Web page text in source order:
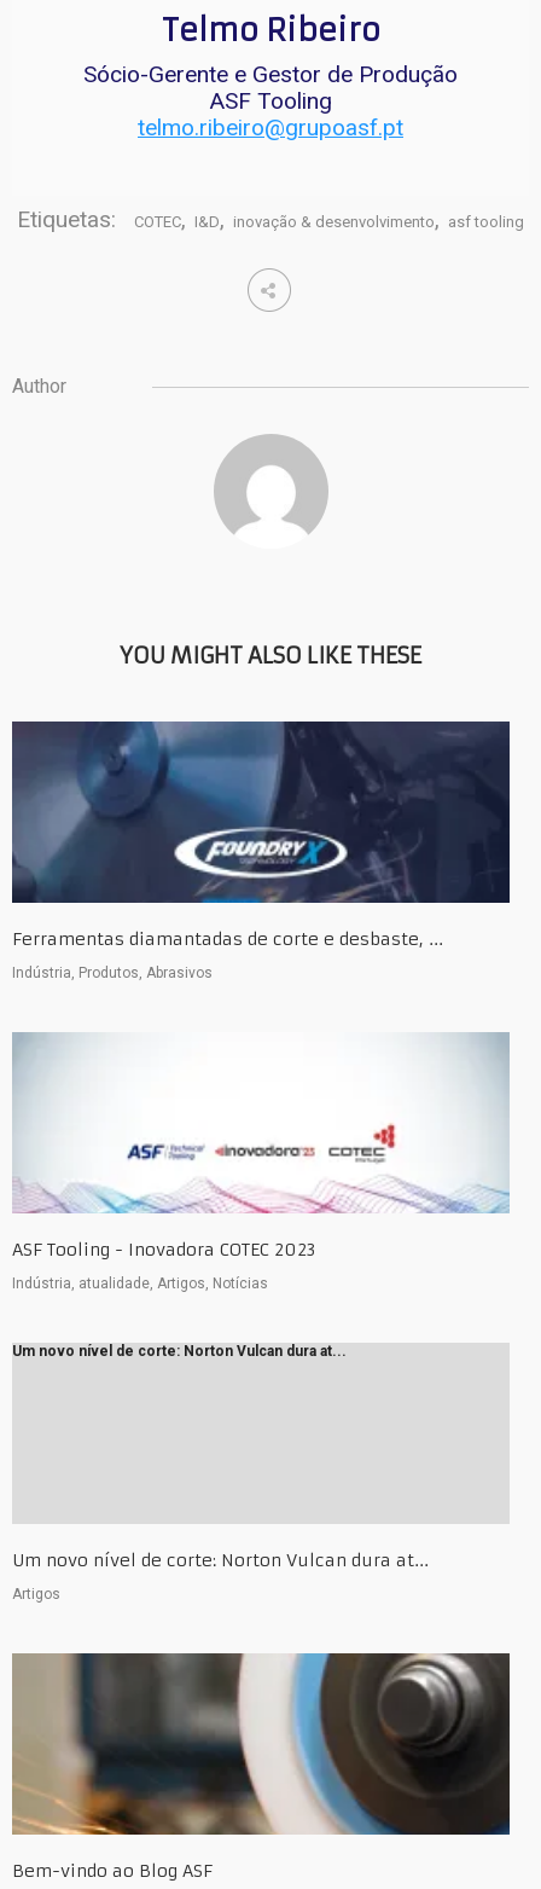
Telmo Ribeiro
Sócio-Gerente e Gestor de Produção
ASF Tooling
telmo.ribeiro@grupoasf.pt
Etiquetas: COTEC, I&D, inovação & desenvolvimento, asf tooling
Author
YOU MIGHT ALSO LIKE THESE
Ferramentas diamantadas de corte e desbaste, ...
Indústria, Produtos, Abrasivos
ASF Tooling - Inovadora COTEC 2023
Indústria, atualidade, Artigos, Notícias
Um novo nível de corte: Norton Vulcan dura at...
Um novo nível de corte: Norton Vulcan dura at...
Artigos
Bem-vindo ao Blog ASF